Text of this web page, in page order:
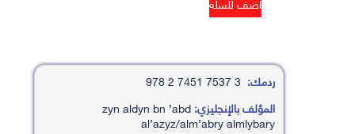
ردمك:
المؤلف بالإنجليزي:zyn aldyn bn ’abd
al’azyz/alm’abry almlybary